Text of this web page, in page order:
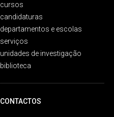
cursos
candidaturas
departamentos e escolas
serviços
unidades de investigação
biblioteca
CONTACTOS